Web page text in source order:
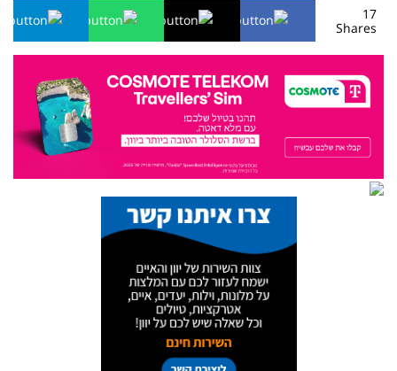
17
Shares